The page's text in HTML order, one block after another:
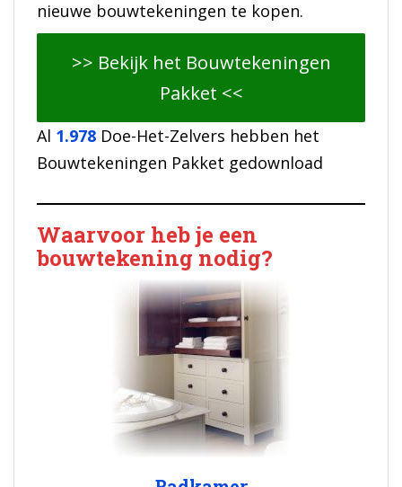
nieuwe bouwtekeningen te kopen.
>> Bekijk het Bouwtekeningen
Pakket <<
Al 1.978 Doe-Het-Zelvers hebben het
Bouwtekeningen Pakket gedownload
Waarvoor heb je een
bouwtekening nodig?